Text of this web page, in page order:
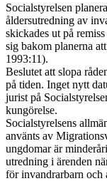
Socialstyrelsen
åldersutredning av
skickades ut på
sig bakom planerna
1993:11).
Beslutet att slopa
på tiden. Inget nytt
jurist på
kungörelse.
Socialstyrelsens
använts av
ungdomar är
utredning i ärenden
för invandrarbarn och